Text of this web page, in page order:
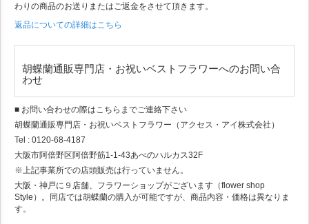
わりの商品のお送りまたはご返金をさせて頂きます。
返品についての詳細はこちら
胡蝶蘭通販専門店・お祝いベストフラワーへのお問い合
わせ
■ お問い合わせの際はこちらまでご連絡下さい
胡蝶蘭通販専門店・お祝いベストフラワー（アクセス・アイ株式会社）
Tel : 0120-68-4187
大阪市阿倍野区阿倍野筋1-1-43あべのハルカス32F
※上記事業所での店頭販売は行っていません。
大阪・神戸に９店舗、フラワーショップがございます（flower shop
Style）。同店では胡蝶蘭の購入が可能ですが、商品内容・価格は異なりま
す。